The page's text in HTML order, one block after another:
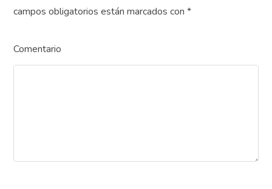
campos obligatorios están marcados con*
Comentario